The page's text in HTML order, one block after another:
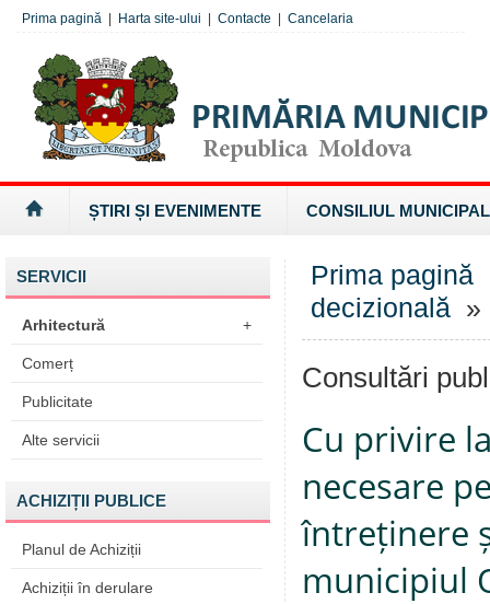
Prima pagină Harta site-ului Contacte Cancelaria
ȘTIRI ȘI EVENIMENTE CONSILIUL MUNICIPAL
SERVICII
Arhitectură +
Comerț
Publicitate
Alte servicii
ACHIZIȚII PUBLICE
Planul de Achiziții
Achiziții în derulare
Prima pagină
decizională »
Consultări
Cu privire
necesare
întreținere
municipiul